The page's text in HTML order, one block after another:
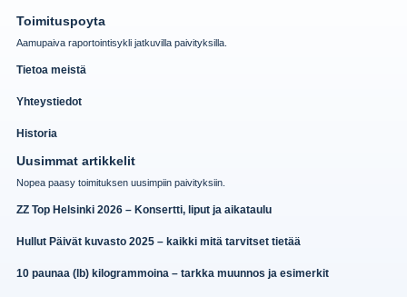
Toimituspoyta
Aamupaiva raportointisykli jatkuvilla paivityksilla.
Tietoa meistä
Yhteystiedot
Historia
Uusimmat artikkelit
Nopea paasy toimituksen uusimpiin paivityksiin.
ZZ Top Helsinki 2026 – Konsertti, liput ja aikataulu
Hullut Päivät kuvasto 2025 – kaikki mitä tarvitset tietää
10 paunaa (lb) kilogrammoina – tarkka muunnos ja esimerkit